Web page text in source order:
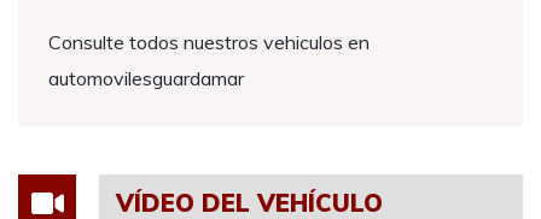
Consulte todos nuestros vehiculos en
automovilesguardamar
VÍDEO DEL VEHÍCULO